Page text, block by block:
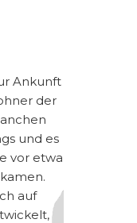
Ankunft
der
und es
vor etwa
auf